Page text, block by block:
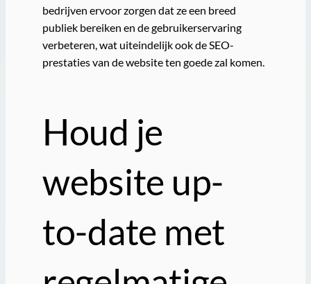
bedrijven ervoor zorgen dat ze een breed
publiek bereiken en de gebruikerservaring
verbeteren, wat uiteindelijk ook de SEO-
prestaties van de website ten goede zal komen.
Houd je
website up-
to-date met